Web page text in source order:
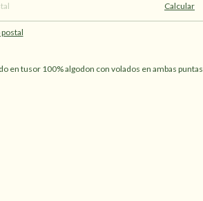
Calcular
en tusor 100% algodon con volados en ambas puntas